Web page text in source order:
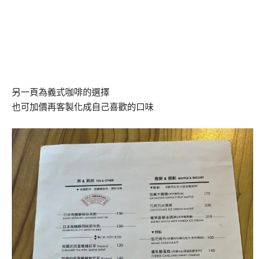
另一頁為義式咖啡的選擇
也可加價再客製化成自己喜歡的口味